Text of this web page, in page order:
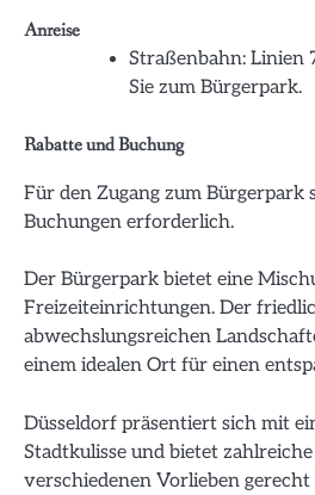
Anreise
Straßenbahn: Linien
Sie zum Bürgerpark.
Rabatte und Buchung
Für den Zugang zum Bürgerpark
Buchungen erforderlich.
Der Bürgerpark bietet eine
Freizeiteinrichtungen. Der
abwechslungsreichen
einem idealen Ort für einen
Düsseldorf präsentiert sich mit
Stadtkulisse und bietet
verschiedenen Vorlieben